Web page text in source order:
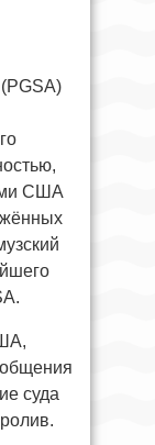
США
суда